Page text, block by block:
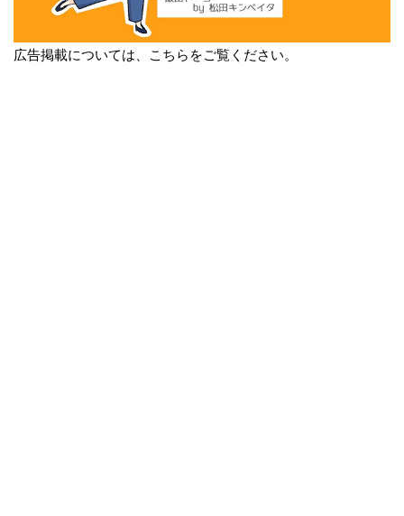
広告掲載については、こちらをご覧ください。